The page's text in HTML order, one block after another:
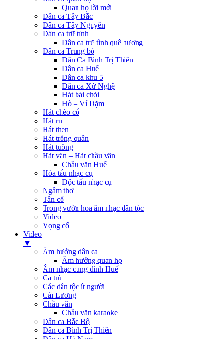
Quan họ lời mới
Dân ca Tây Bắc
Dân ca Tây Nguyên
Dân ca trữ tình
Dân ca trữ tình quê hương
Dân ca Trung bộ
Dân Ca Bình Trị Thiên
Dân ca Huế
Dân ca khu 5
Dân ca Xứ Nghệ
Hát bài chòi
Hò – Ví Dặm
Hát chèo cổ
Hát ru
Hát then
Hát trống quân
Hát tuồng
Hát văn – Hát chầu văn
Chầu văn Huế
Hòa tấu nhạc cụ
Độc tấu nhạc cụ
Ngâm thơ
Tân cổ
Trong vườn hoa âm nhạc dân tộc
Video
Vọng cổ
Video
▼
Âm hưởng dân ca
Âm hưởng quan họ
Âm nhạc cung đình Huế
Ca trù
Các dân tộc ít người
Cải Lương
Chầu văn
Chầu văn karaoke
Dân ca Bắc Bộ
Dân ca Bình Trị Thiên